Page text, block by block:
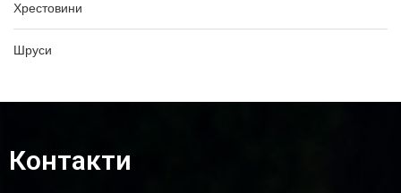
Хрестовини
Шруси
Контакти